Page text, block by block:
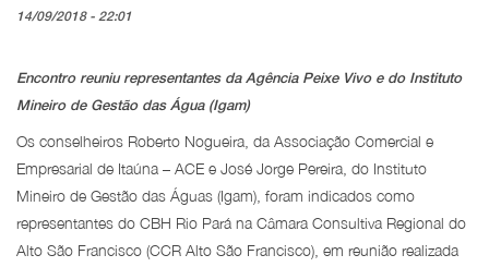
14/09/2018 - 22:01
Encontro reuniu representantes da Agência Peixe Vivo e do Instituto
Mineiro de Gestão das Água (Igam)
Os conselheiros Roberto Nogueira, da Associação Comercial e
Empresarial de Itaúna – ACE e José Jorge Pereira, do Instituto
Mineiro de Gestão das Águas (Igam), foram indicados como
representantes do CBH Rio Pará na Câmara Consultiva Regional do
Alto São Francisco (CCR Alto São Francisco), em reunião realizada